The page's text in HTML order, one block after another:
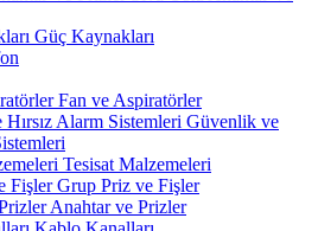
Güç Kaynakları
Fan ve Aspiratörler
Güvenlik ve
Tesisat Malzemeleri
Grup Priz ve Fişler
Anahtar ve Prizler